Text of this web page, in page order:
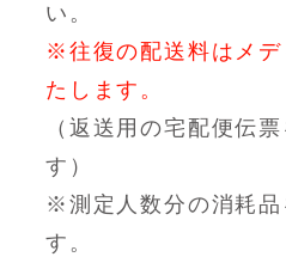
い。
※往復の配送料はメデ
たします。
（返送用の宅配便伝
す）
※測定人数分の消耗品
す。